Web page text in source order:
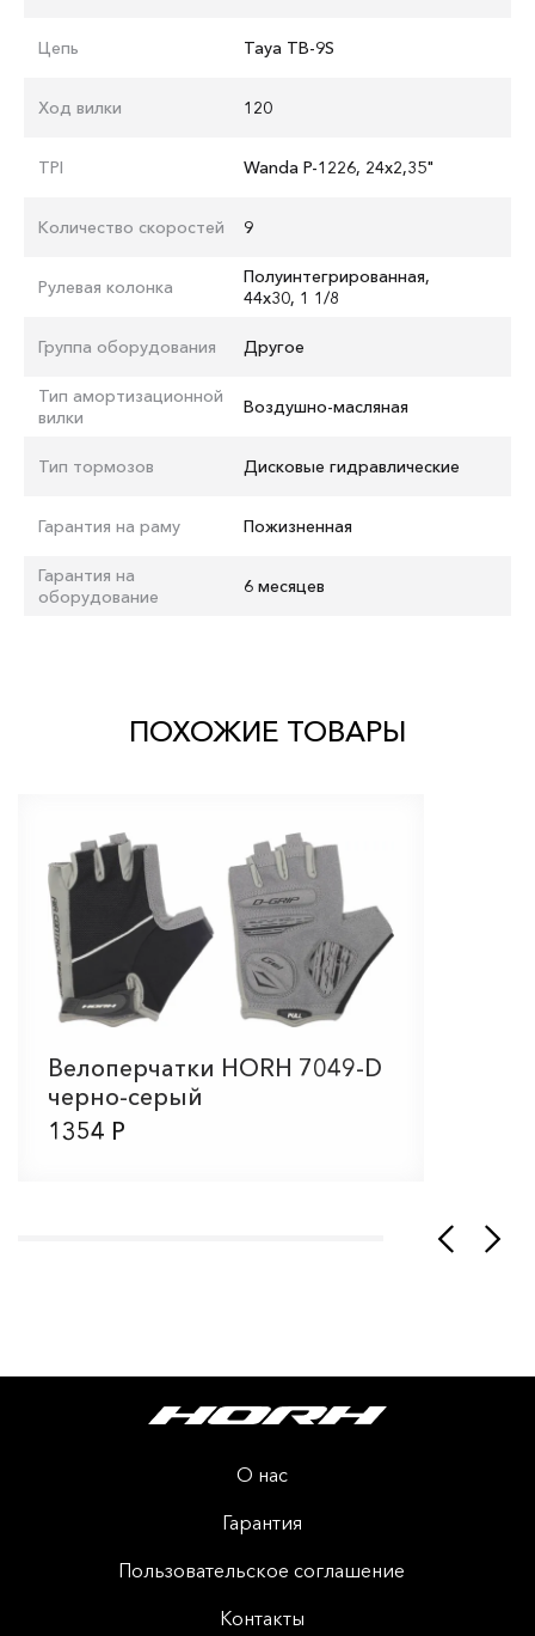
Цепь Taya ТВ-9S
Ход вилки 120
TPI Wanda P-1226, 24x2,35"
Количество скоростей 9
Рулевая колонка
Полуинтегрированная,
44х30, 1 1/8
Группа оборудования Другое
Тип амортизационной
вилки
Воздушно-масляная
Тип тормозов Дисковые гидравлические
Гарантия на раму Пожизненная
Гарантия на
оборудование
6 месяцев
ПОХОЖИЕ ТОВАРЫ
Велоперчатки HORH 7049-D
черно-серый
1354 Р
О нас
Гарантия
Пользовательское соглашение
Контакты